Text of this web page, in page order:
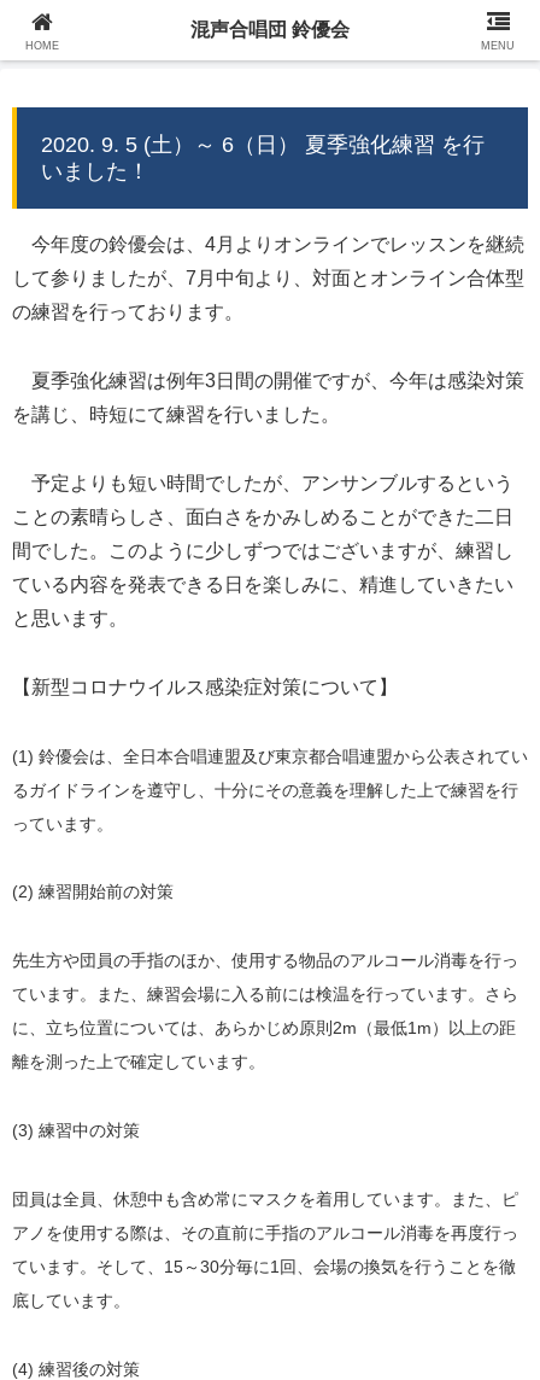
混声合唱団 鈴優会 公式ウェブサイト
2020. 9. 5 (土）～ 6（日） 夏季強化練習 を行
いました！
今年度の鈴優会は、4月よりオンラインでレッスンを継続
して参りましたが、7月中旬より、対面とオンライン合体型
の練習を行っております。
夏季強化練習は例年3日間の開催ですが、今年は感染対策
を講じ、時短にて練習を行いました。
予定よりも短い時間でしたが、アンサンブルするという
ことの素晴らしさ、面白さをかみしめることができた二日
間でした。このように少しずつではございますが、練習し
ている内容を発表できる日を楽しみに、精進していきたい
と思います。
【新型コロナウイルス感染症対策について】
(1) 鈴優会は、全日本合唱連盟及び東京都合唱連盟から公表されてい
るガイドラインを遵守し、十分にその意義を理解した上で練習を行
っています。
(2) 練習開始前の対策
先生方や団員の手指のほか、使用する物品のアルコール消毒を行っ
ています。また、練習会場に入る前には検温を行っています。さら
に、立ち位置については、あらかじめ原則2m（最低1m）以上の距
離を測った上で確定しています。
(3) 練習中の対策
団員は全員、休憩中も含め常にマスクを着用しています。また、ピ
アノを使用する際は、その直前に手指のアルコール消毒を再度行っ
ています。そして、15～30分毎に1回、会場の換気を行うことを徹
底しています。
(4) 練習後の対策
HOME
混声合唱団 鈴優会
MENU